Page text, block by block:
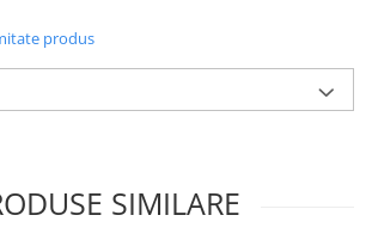
pentru gatit
produs
SIMILARE